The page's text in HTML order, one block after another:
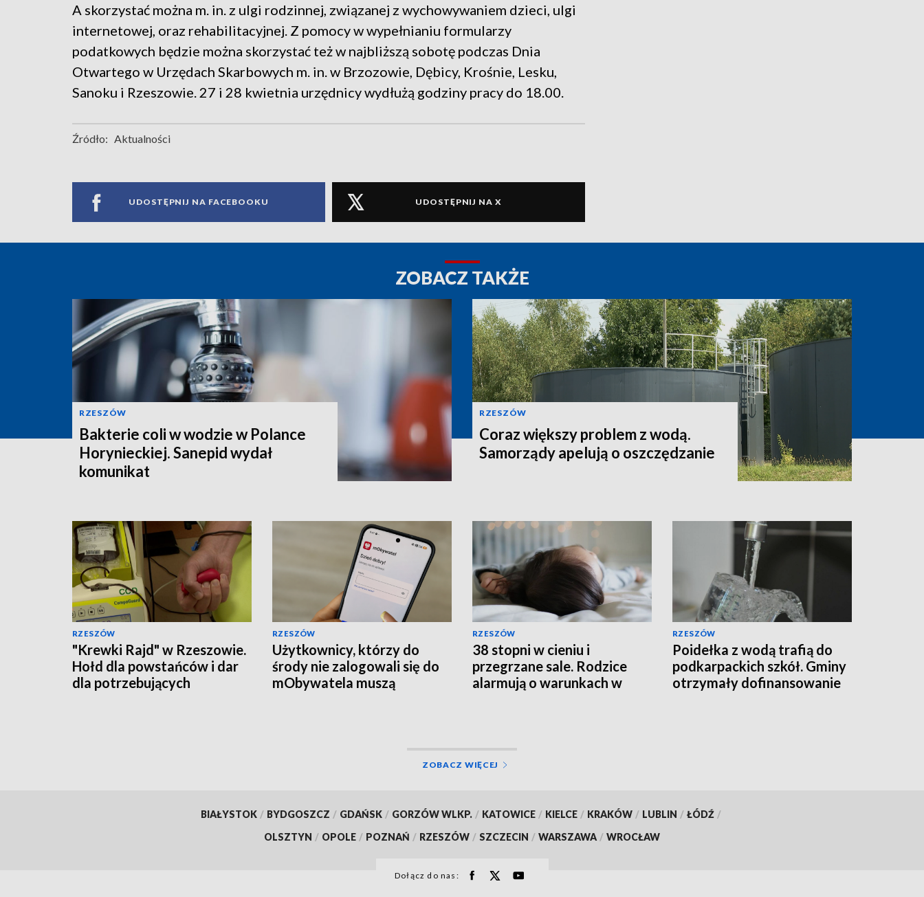
A skorzystać można m. in. z ulgi rodzinnej, związanej z wychowywaniem dzieci, ulgi
internetowej, oraz rehabilitacyjnej. Z pomocy w wypełnianiu formularzy
podatkowych będzie można skorzystać też w najbliższą sobotę podczas Dnia
Otwartego w Urzędach Skarbowych m. in. w Brzozowie, Dębicy, Krośnie, Lesku,
Sanoku i Rzeszowie. 27 i 28 kwietnia urzędnicy wydłużą godziny pracy do 18.00.
Źródło: Aktualności
UDOSTĘPNIJ NA FACEBOOKU UDOSTĘPNIJ NA X
ZOBACZ TAKŻE
RZESZÓW
Bakterie coli w wodzie w Polance
Horynieckiej. Sanepid wydał
komunikat
RZESZÓW
Coraz większy problem z wodą.
Samorządy apelują o oszczędzanie
RZESZÓW
"Krewki Rajd" w Rzeszowie.
Hołd dla powstańców i dar
dla potrzebujących
RZESZÓW
Użytkownicy, którzy do
środy nie zalogowali się do
mObywatela muszą
RZESZÓW
38 stopni w cieniu i
przegrzane sale. Rodzice
alarmują o warunkach w
RZESZÓW
Poidełka z wodą trafią do
podkarpackich szkół. Gminy
otrzymały dofinansowanie
ZOBACZ WIĘCEJ
BIAŁYSTOK / BYDGOSZCZ / GDAŃSK / GORZÓW WLKP. / KATOWICE / KIELCE / KRAKÓW / LUBLIN / ŁÓDŹ /
OLSZTYN / OPOLE / POZNAŃ / RZESZÓW / SZCZECIN / WARSZAWA / WROCŁAW
Dołącz do nas: